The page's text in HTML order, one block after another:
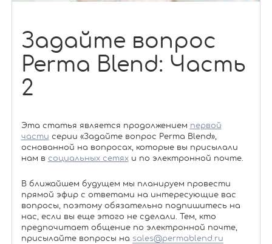
Задайте вопрос
Perma Blend: Часть
2
Эта статья является продолжением первой
части серии «Задайте вопрос Perma Blend»,
основанной на вопросах, которые вы присылали
нам в социальных сетяхи по электронной почте.
В ближайшем будущем мы планируем провести
прямой эфир с ответами на интересующие вас
вопросы, поэтому обязательно подпишитесь на
нас, если вы еще этого не сделали. Тем, кто
предпочитает общение по электронной почте,
присылайте вопросы на sales@permablend.ru